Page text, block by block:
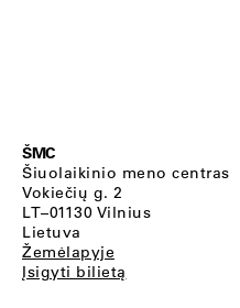
ŠMC
Šiuolaikinio meno centras
Vokiečių g. 2
LT–01130 Vilnius
Lietuva
Žemėlapyje
Įsigyti bilietą